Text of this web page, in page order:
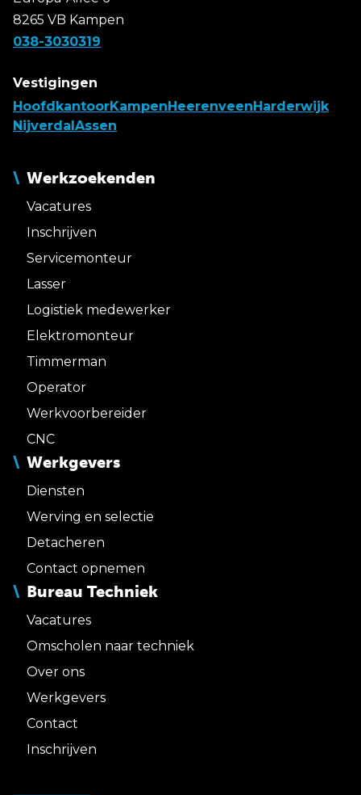
8265 VB Kampen
038-3030319
Vestigingen
HoofdkantoorKampen Heerenveen Harderwijk
Nijverdal Assen
Werkzoekenden
Vacatures
Inschrijven
Servicemonteur
Lasser
Logistiek medewerker
Elektromonteur
Timmerman
Operator
Werkvoorbereider
CNC
Werkgevers
Diensten
Werving en selectie
Detacheren
Contact opnemen
Bureau Techniek
Vacatures
Omscholen naar techniek
Over ons
Werkgevers
Contact
Inschrijven